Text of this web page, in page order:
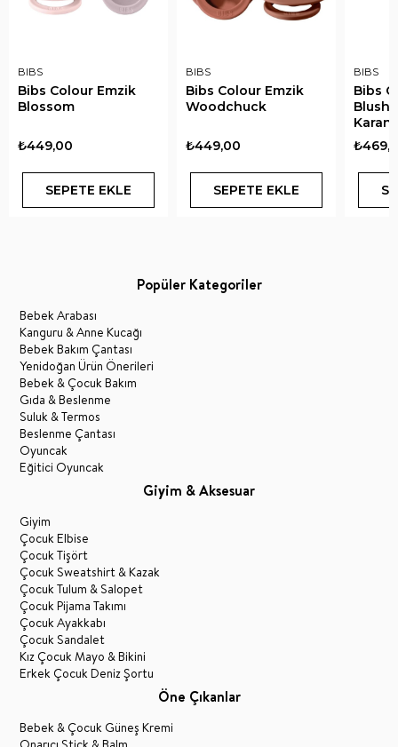
BIBS
Bibs Colour Emzik
Blossom
₺449,00
SEPETE EKLE
BIBS
Bibs Colour Emzik
Woodchuck
₺449,00
SEPETE EKLE
BIBS
Bibs
Blush
Popüler Kategoriler
Bebek Arabası
Kanguru & Anne Kucağı
Bebek Bakım Çantası
Yenidoğan Ürün Önerileri
Bebek & Çocuk Bakım
Gıda & Beslenme
Suluk & Termos
Beslenme Çantası
Oyuncak
Eğitici Oyuncak
Giyim & Aksesuar
Giyim
Çocuk Elbise
Çocuk Tişört
Çocuk Sweatshirt & Kazak
Çocuk Tulum & Salopet
Çocuk Pijama Takımı
Çocuk Ayakkabı
Çocuk Sandalet
Kız Çocuk Mayo & Bikini
Erkek Çocuk Deniz Şortu
Öne Çıkanlar
Bebek & Çocuk Güneş Kremi